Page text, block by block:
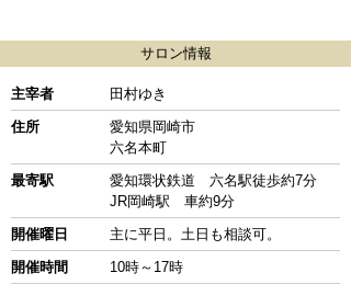
サロン情報
主宰者
田村ゆき
住所
愛知県岡崎市
六名本町
最寄駅
愛知環状鉄道 六名駅徒歩約7分
JR岡崎駅 車約9分
開催曜日
主に平日。土日も相談可。
開催時間
10時～17時